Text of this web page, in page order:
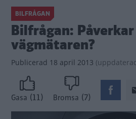
BILFRÅGAN
Bilfrågan:
vägmätaren?
Publicerad 18 april 2013 (
Gasa (11) Bromsa (7)